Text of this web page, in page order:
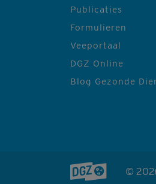
Publicaties
Formulieren
Veeportaal
DGZ Online
Blog Gezonde
©